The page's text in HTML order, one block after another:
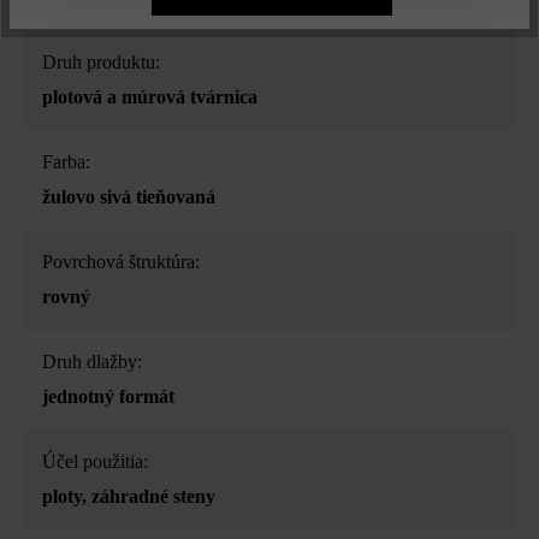
Druh produktu:
plotová a múrová tvárnica
Farba:
žulovo sivá tieňovaná
Povrchová štruktúra:
rovný
Druh dlažby:
jednotný formát
Účel použitia:
ploty, záhradné steny